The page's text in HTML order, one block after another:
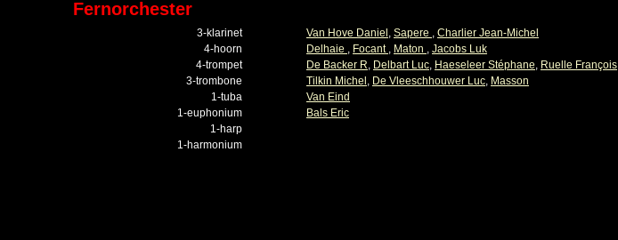
Fernorchester
3-klarinet Van Hove Daniel , Sapere , Charlier Jean-Michel
4-hoorn
Delhaie , Focant , Maton , Jacobs Luk
4-trompet
De Backer R, Delbart Luc, Haeseleer Stéphane, Ruelle François
3-trombone
Tilkin Michel , De Vleeschhouwer Luc, Masson
1-tuba
Van Eind
1-euphonium
Bals Eric
1-harp
1-harmonium